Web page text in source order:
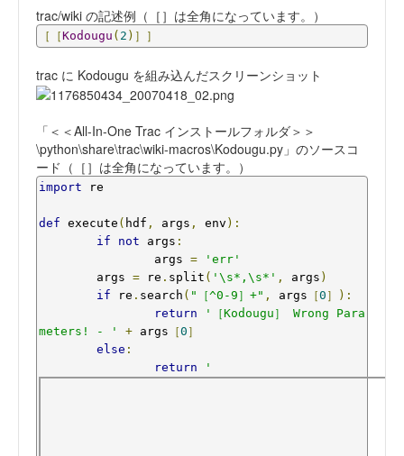
trac/wiki の記述例（［］は全角になっています。）
［［Kodougu ( 2 )］］
trac に Kodougu を組み込んだスクリーンショット
「＜＜All-In-One Trac インストールフォルダ＞＞
\python\share\trac\wiki-macros\Kodougu.py」のソースコ
ード（［］は全角になっています。）
import re
def execute ( hdf , args , env ):
if
not args :
		args
=
'err'
	args
= re . split ( '\s*,\s*' , args )
if re . search ( "［^0-9］+" , args ［0 ］):
return
'［Kodougu］ Wrong Para
meters! - '
+ args ［0 ］
else :
return
'